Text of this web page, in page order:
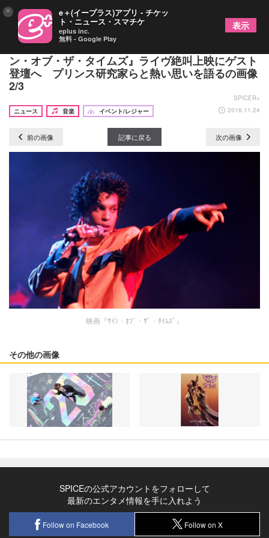
スガ シカオ、故プリンスさん出演の映画『サイ
ン・オブ・ザ・タイムズ』ライヴ絶叫上映にゲスト
登壇へ プリンス研究家らと熱い思いを語るの画像
2/3
SPICER+
ニュース
音楽 イベント/レジャー 2016.11.24
前の画像 記事に戻る 次の画像
映画『ｻｲﾝ・ｵﾌﾞ・ｻﾞ・ﾀｲﾑｽﾞ』
その他の画像
SPICEの公式アカウントをフォローして
最新のエンタメ情報を手に入れよう
Follow on Facebook Follow on X
× e＋(イープラス)アプリ - チケッ
ト・ニュース・スマチケ
eplus inc.
無料 - Google Play
表示